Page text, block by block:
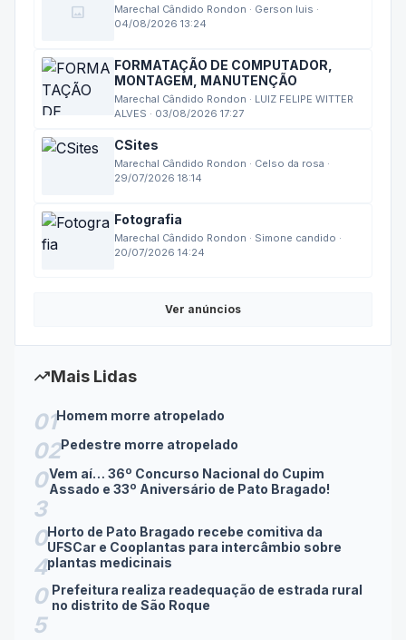
image
Marechal Cândido Rondon · Gerson luis ·
04/08/2026 13:24
FORMATAÇÃO DE COMPUTADOR,
MONTAGEM, MANUTENÇÃO
Marechal Cândido Rondon · LUIZ FELIPE WITTER
ALVES · 03/08/2026 17:27
CSites
Marechal Cândido Rondon · Celso da rosa ·
29/07/2026 18:14
Fotografia
Marechal Cândido Rondon · Simone candido ·
20/07/2026 14:24
Ver anúncios
trending_upMais Lidas
01Homem morre atropelado
02Pedestre morre atropelado
0
3
Vem aí… 36º Concurso Nacional do Cupim
Assado e 33º Aniversário de Pato Bragado!
0
4
Horto de Pato Bragado recebe comitiva da
UFSCar e Cooplantas para intercâmbio sobre
plantas medicinais
0
5
Prefeitura realiza readequação de estrada rural
no distrito de São Roque